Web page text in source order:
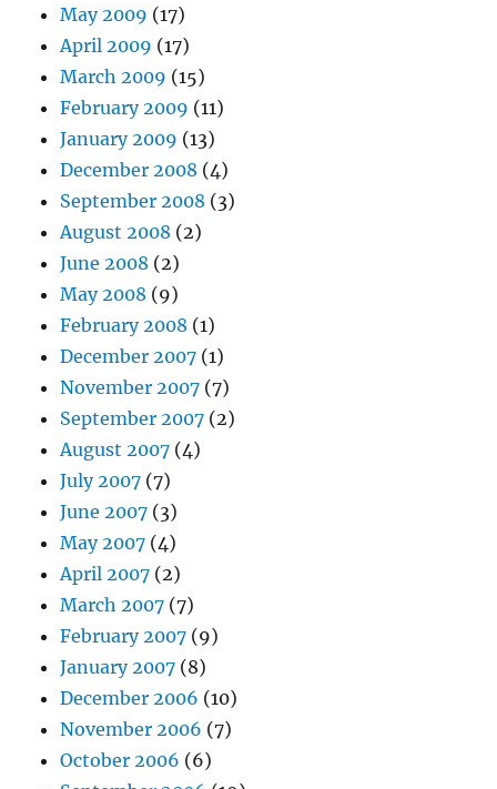
May 2009 (17)
April 2009 (17)
March 2009 (15)
February 2009 (11)
January 2009 (13)
December 2008 (4)
September 2008 (3)
August 2008 (2)
June 2008 (2)
May 2008 (9)
February 2008 (1)
December 2007 (1)
November 2007 (7)
September 2007 (2)
August 2007 (4)
July 2007 (7)
June 2007 (3)
May 2007 (4)
April 2007 (2)
March 2007 (7)
February 2007 (9)
January 2007 (8)
December 2006 (10)
November 2006 (7)
October 2006 (6)